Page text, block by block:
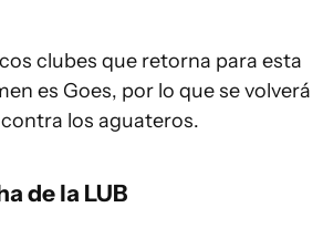
clubes que retorna para esta
es Goes, por lo que se volverá
los aguateros.
de la LUB